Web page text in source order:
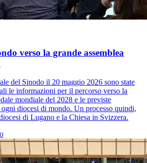
verso la grande assemblea
del Sinodo il 20 maggio 2026 sono state
le informazioni per il percorso verso la
mondiale del 2028 e le previste
ogni diocesi di mondo. Un processo quindi,
di Lugano e la Chiesa in Svizzera.